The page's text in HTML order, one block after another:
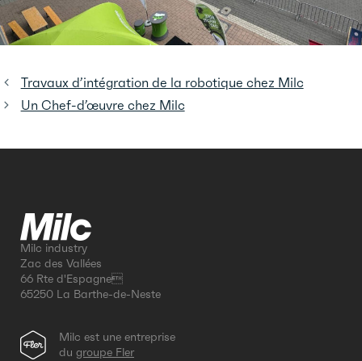
Travaux d’intégration de la robotique chez Milc
Un Chef-d’œuvre chez Milc
Milc industry
Zac des Vallées
66 Rte d'Espagne
65250 La Barthe-de-Neste
Milc est une entreprise
du groupe Fler